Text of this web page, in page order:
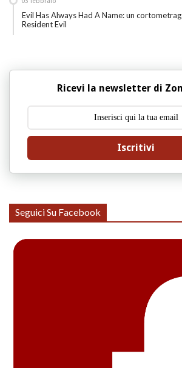
Evil Has Always Had A Name: un
Resident Evil
Ricevi la newsletter di
Iscritivi
Seguici Su Facebook